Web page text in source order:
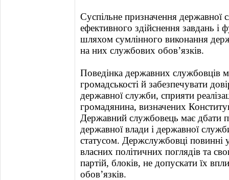
Суспільне призначення державної
ефективного здійснення завдань і
шляхом сумлінного виконання
на них службових обов’язків.
Поведінка державних службовців
громадськості й забезпечувати
державної служби, сприяти
громадянина, визначених
Державний службовець має дбати
державної влади і державної
статусом. Держслужбовці повинні
власних політичних поглядів та
партій, блоків, не допускати їх
обов’язків.